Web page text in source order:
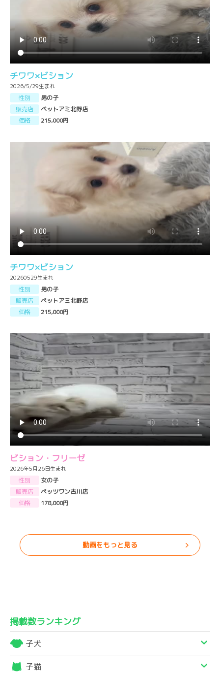
チワワ×ビション
2026/5/29生まれ
性別
男の子
販売店
ペットアミ北野店
価格
215,000円
チワワ×ビション
20260529生まれ
性別
男の子
販売店
ペットアミ北野店
価格
215,000円
ビション・フリーゼ
2026年5月26日生まれ
性別
女の子
販売店
ペッツワン古川店
価格
178,000円
動画をもっと見る
掲載数ランキング
子犬
子猫